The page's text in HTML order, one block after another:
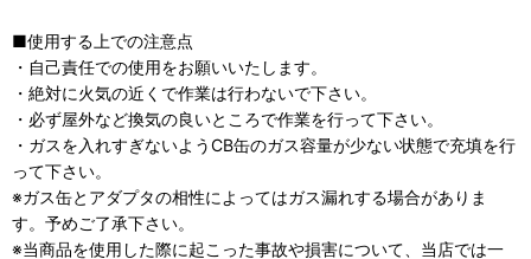
■使用する上での注意点
・自己責任での使用をお願いいたします。
・絶対に火気の近くで作業は行わないで下さい。
・必ず屋外など換気の良いところで作業を行って下さい。
・ガスを入れすぎないようCB缶のガス容量が少ない状態で充填を行
って下さい。
※ガス缶とアダプタの相性によってはガス漏れする場合がありま
す。予めご了承下さい。
※当商品を使用した際に起こった事故や損害について、当店では一